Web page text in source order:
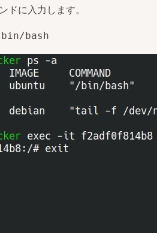
ドに入力します。
bash